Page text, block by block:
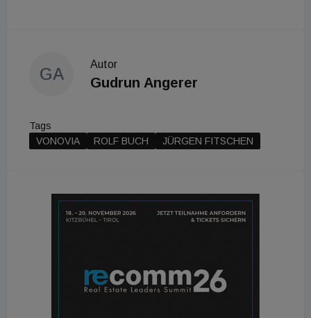
GA
Autor
Gudrun Angerer
Tags
VONOVIA
ROLF BUCH JÜRGEN FITSCHEN